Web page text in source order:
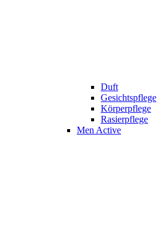
Duft
Gesichtspflege
Körperpflege
Rasierpflege
Men Active